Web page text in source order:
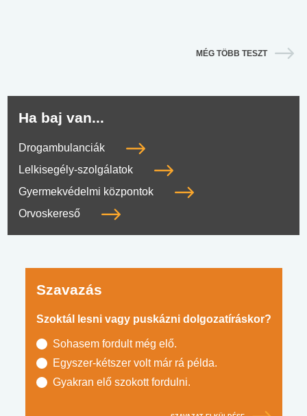
MÉG TÖBB TESZT
Ha baj van...
Drogambulanciák
Lelkisegély-szolgálatok
Gyermekvédelmi központok
Orvoskereső
Szavazás
Szoktál lesni vagy puskázni dolgozatíráskor?
Sohasem fordult még elő.
Egyszer-kétszer volt már rá példa.
Gyakran elő szokott fordulni.